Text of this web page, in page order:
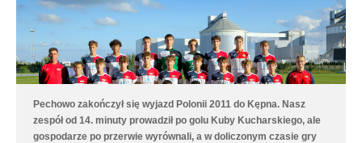
Pechowo zakończył się wyjazd Polonii 2011 do Kępna. Nasz
zespół od 14. minuty prowadził po golu Kuby Kucharskiego, ale
gospodarze po przerwie wyrównali, a w doliczonym czasie gry